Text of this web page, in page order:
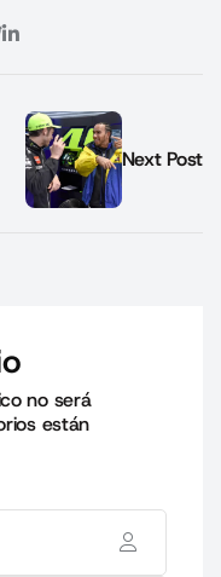
Next Post
no será
están